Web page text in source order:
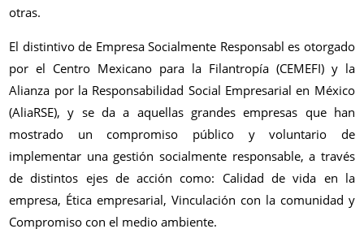
otras.
El distintivo de Empresa Socialmente Responsabl es otorgado
por el Centro Mexicano para la Filantropía (CEMEFI) y la
Alianza por la Responsabilidad Social Empresarial en México
(AliaRSE), y se da a aquellas grandes empresas que han
mostrado un compromiso público y voluntario de
implementar una gestión socialmente responsable, a través
de distintos ejes de acción como: Calidad de vida en la
empresa, Ética empresarial, Vinculación con la comunidad y
Compromiso con el medio ambiente.